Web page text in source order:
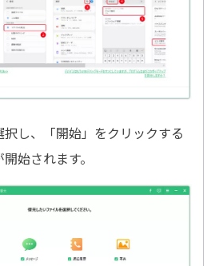
択し、「開始」をクリックする
始されます。